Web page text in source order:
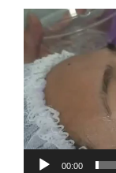
Lecteur
vidéo
00:00